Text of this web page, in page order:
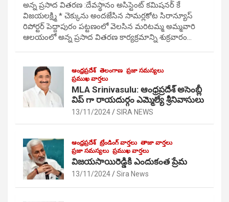
అన్న ప్రసాద వితరణ :దేవస్థానం అసిస్టెంట్ కమిషనర్ కే
విజయలక్ష్మి * చెక్కును అందజేసిన సామర్లకోట సిరాన్యూస్
రిపోర్టర్ పెద్దాపురం పట్టణంలో వెలసిన మరిటమ్మ అమ్మవారి
ఆలయంలో అన్న ప్రసాద వితరణ కార్యక్రమాన్ని శుక్రవారం…
ఆంధ్రప్రదేశ్ తెలంగాణ ప్రజా సమస్యలు
ప్రముఖ వార్తలు
MLA Srinivasulu: ఆంధ్రప్రదేశ్ అసెంబ్లీ
విప్ గా రాయదుర్గం ఎమ్మెల్యే శ్రీనివాసులు
13/11/2024 SIRA NEWS
ఆంధ్రప్రదేశ్ ట్రేండింగ్ వార్తలు తాజా వార్తలు
ప్రజా సమస్యలు ప్రముఖ వార్తలు
విజయసాయిరెడ్డికి ఎందుకంత ప్రేమ
13/11/2024 Sira News